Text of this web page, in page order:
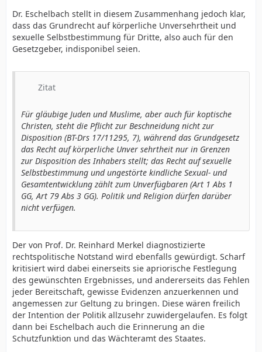
Dr. Eschelbach stellt in diesem Zusammenhang jedoch klar,
dass das Grundrecht auf körperliche Unversehrtheit und
sexuelle Selbstbestimmung für Dritte, also auch für den
Gesetzgeber, indisponibel seien.
Zitat
Für gläubige Juden und Muslime, aber auch für koptische
Christen, steht die Pflicht zur Beschneidung nicht zur
Disposition (BT-Drs 17/11295, 7), während das Grundgesetz
das Recht auf körperliche Unver sehrtheit nur in Grenzen
zur Disposition des Inhabers stellt; das Recht auf sexuelle
Selbstbestimmung und ungestörte kindliche Sexual- und
Gesamtentwicklung zählt zum Unverfügbaren (Art 1 Abs 1
GG, Art 79 Abs 3 GG). Politik und Religion dürfen darüber
nicht verfügen.
Der von Prof. Dr. Reinhard Merkel diagnostizierte
rechtspolitische Notstand wird ebenfalls gewürdigt. Scharf
kritisiert wird dabei einerseits sie apriorische Festlegung
des gewünschten Ergebnisses, und andererseits das Fehlen
jeder Bereitschaft, gewisse Evidenzen anzuerkennen und
angemessen zur Geltung zu bringen. Diese wären freilich
der Intention der Politik allzusehr zuwidergelaufen. Es folgt
dann bei Eschelbach auch die Erinnerung an die
Schutzfunktion und das Wächteramt des Staates.